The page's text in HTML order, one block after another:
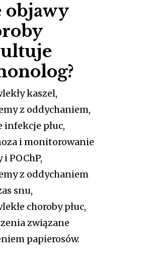
objawy
kaszel,
z oddychaniem,
infekcje płuc,
i monitorowanie
i POChP,
z oddychaniem
snu,
choroby płuc,
związane
papierosów.